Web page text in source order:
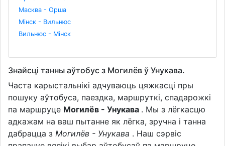
Масква - Орша
Мінск - Вильнюс
Вильнюс - Мінск
Знайсці танны аўтобус з Могилёв ў Унукава.
Часта карыстальнікі адчуваюць цяжкасці пры
пошуку аўтобуса, паездка, маршруткі, спадарожкі
па маршруце Могилёв - Унукава . Мы з лёгкасцю
адкажам на ваш пытанне як лёгка, зручна і танна
дабрацца з Могилёв - Унукава . Наш сэрвіс